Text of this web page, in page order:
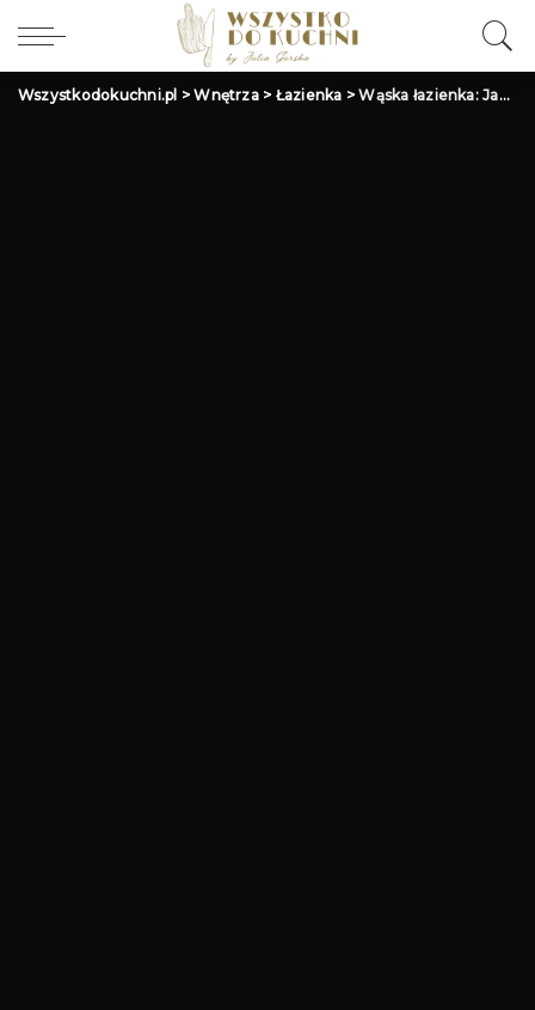
Wszystkodokuchni.pl >Wnętrza> Łazienka >Wąska łazienka: Jak urządzić? Aranżacja małej łazienki z umywalką